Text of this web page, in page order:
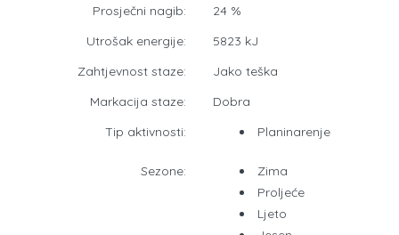
Prosječni nagib:
24 %
Utrošak energije:
5823 kJ
Zahtjevnost staze:
Jako teška
Markacija staze:
Dobra
Tip aktivnosti:
Planinarenje
Sezone:
Zima
Proljeće
Ljeto